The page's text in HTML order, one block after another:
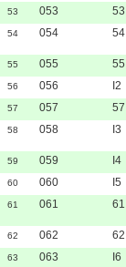
53 053 53
54 054 54
55 055 55
56 056 I2
57 057 57
58 058 I3
59 059 I4
60 060 I5
61 061 61
62 062 62
63 063 I6